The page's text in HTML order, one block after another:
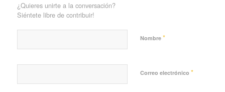
¿Quieres unirte a la conversación?
Siéntete libre de contribuir!
Nombre *
Correo electrónico *